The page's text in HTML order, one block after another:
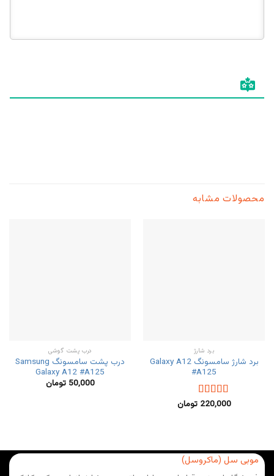
محصولات مشابه
برد شارژ
برد شارژ سامسونگ Galaxy A12
#A125
نمره5.00از
220,000 تومان
درب پشت گوشی
درب پشت سامسونگ Samsung
Galaxy A12 #A125
50,000 تومان
موبی سل (ماکروسل)